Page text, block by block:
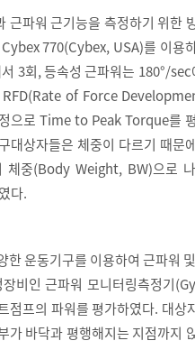
근파워 근기능을 측정하기 위한
770(Cybex, USA)를 이용
3회, 등속성 근파워는 180°/sec
RFD(Rate of Force
으로 Time to Peak Torque를
대상자들은 체중이 다르기 때문
체중(Body Weight, BW)으로
다.
한 운동기구를 이용하여 근파워
비인 근파워 모니터링측정기
점프의 파워를 평가하였다. 대상
가 바닥과 평행해지는 지점까지